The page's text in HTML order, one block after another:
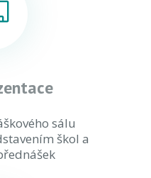
sálu
škol a